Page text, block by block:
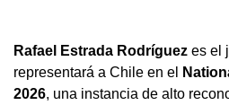
Rafael Estrada Rodríguez es el
representará a Chile en el
2026, una instancia de alto